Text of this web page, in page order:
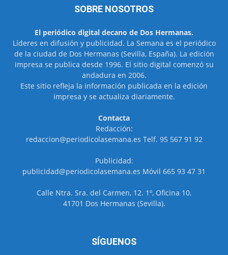
SOBRE NOSOTROS
El periódico digital decano de Dos Hermanas.
Líderes en difusión y publicidad. La Semana es el periódico
de la ciudad de Dos Hermanas (Sevilla, España). La edición
impresa se publica desde 1996. El sitio digital comenzó su
andadura en 2006.
Este sitio refleja la información publicada en la edición
impresa y se actualiza diariamente.
Contacta
Redacción:
redaccion@periodicolasemana.es Telf. 95 567 91 92
Publicidad:
publicidad@periodicolasemana.es Móvil 665 93 47 31
Calle Ntra. Sra. del Carmen, 12. 1º, Oficina 10.
41701 Dos Hermanas (Sevilla).
SÍGUENOS